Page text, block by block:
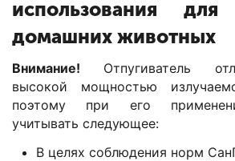
использования
домашних животных
Внимание! Отпугиватель
высокой мощностью
поэтому при его
учитывать следующее:
В целях соблюдения норм